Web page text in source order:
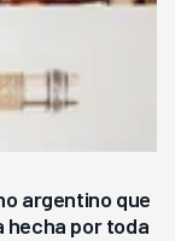
argentino que
hecha por toda